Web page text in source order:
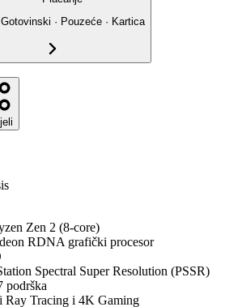
· Pouzeće · Kartica
Zen 2 (8-core)
RDNA grafički procesor
Spectral Super Resolution (PSSR)
podrška
Ray Tracing i 4K Gaming